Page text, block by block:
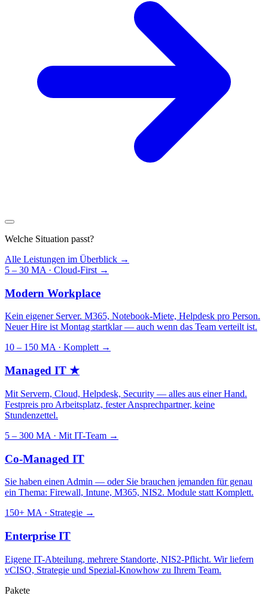
Welche Situation passt?
Alle Leistungen im Überblick →
5 – 30 MA · Cloud-First →
Modern Workplace
Kein eigener Server. M365, Notebook-Miete, Helpdesk pro Person.
Neuer Hire ist Montag startklar — auch wenn das Team verteilt ist.
10 – 150 MA · Komplett →
Managed IT ★
Mit Servern, Cloud, Helpdesk, Security — alles aus einer Hand.
Festpreis pro Arbeitsplatz, fester Ansprechpartner, keine
Stundenzettel.
5 – 300 MA · Mit IT-Team →
Co-Managed IT
Sie haben einen Admin — oder Sie brauchen jemanden für genau
ein Thema: Firewall, Intune, M365, NIS2. Module statt Komplett.
150+ MA · Strategie →
Enterprise IT
Eigene IT-Abteilung, mehrere Standorte, NIS2-Pflicht. Wir liefern
vCISO, Strategie und Spezial-Knowhow zu Ihrem Team.
Pakete